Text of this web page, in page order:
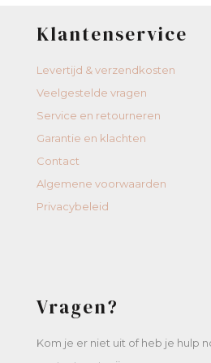
Klantenservice
Levertijd & verzendkosten
Veelgestelde vragen
Service en retourneren
Garantie en klachten
Contact
Algemene voorwaarden
Privacybeleid
Vragen?
Kom je er niet uit of heb je hulp